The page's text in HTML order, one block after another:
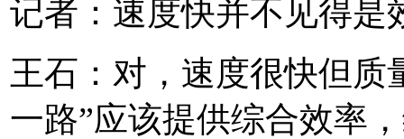
记者：速度快并不见得是
王石：对，速度很快但质
一路”应该提供综合效率